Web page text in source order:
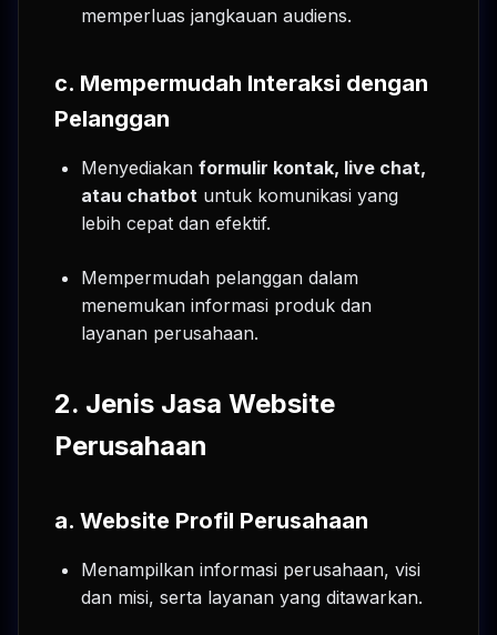
memperluas jangkauan audiens.
c. Mempermudah Interaksi dengan
Pelanggan
Menyediakan formulir kontak, live chat,
atau chatbot untuk komunikasi yang
lebih cepat dan efektif.
Mempermudah pelanggan dalam
menemukan informasi produk dan
layanan perusahaan.
2. Jenis Jasa Website
Perusahaan
a. Website Profil Perusahaan
Menampilkan informasi perusahaan, visi
dan misi, serta layanan yang ditawarkan.